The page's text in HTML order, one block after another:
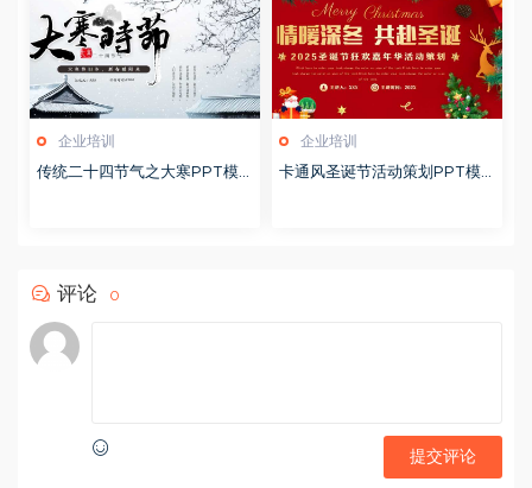
企业培训
传统二十四节气之大寒PPT模
企业培训
卡通风圣诞节活动策划PPT模
评论 0
提交评论